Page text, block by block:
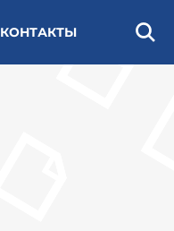
КОНТАКТЫ